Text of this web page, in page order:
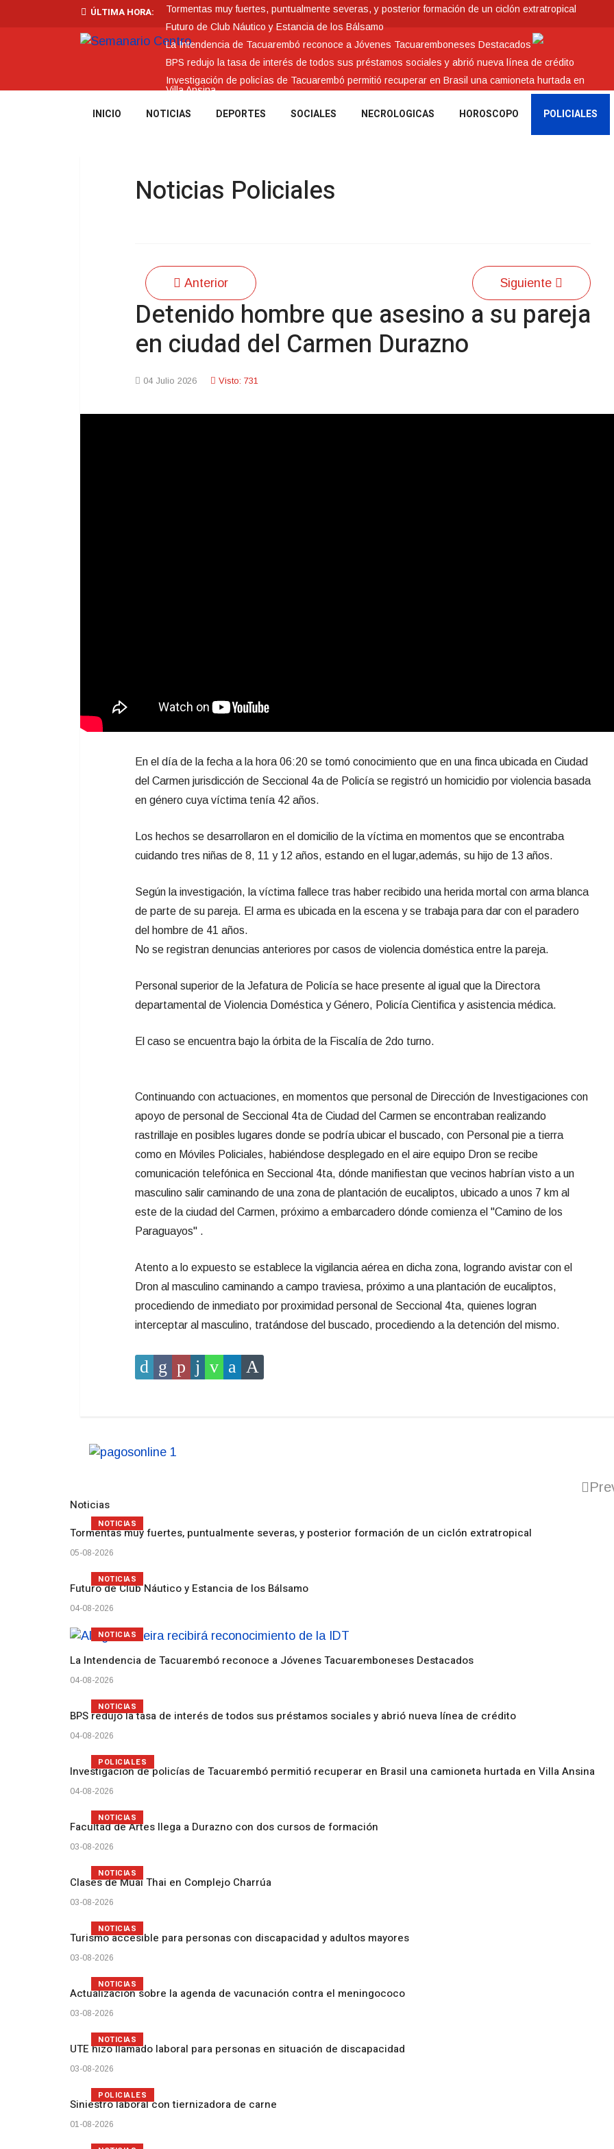
ÚLTIMA HORA:
Tormentas muy fuertes, puntualmente severas, y posterior formación de un ciclón extratropical
Futuro de Club Náutico y Estancia de los Bálsamo
La Intendencia de Tacuarembó reconoce a Jóvenes Tacuaremboneses Destacados
BPS redujo la tasa de interés de todos sus préstamos sociales y abrió nueva línea de crédito
Investigación de policías de Tacuarembó permitió recuperar en Brasil una camioneta hurtada en
Villa Ansina
INICIO NOTICIAS DEPORTES SOCIALES NECROLOGICAS HOROSCOPO POLICIALES
Noticias Policiales
Anterior Siguiente
Detenido hombre que asesino a su pareja
en ciudad del Carmen Durazno
04 Julio 2026 Visto: 731
En el día de la fecha a la hora 06:20 se tomó conocimiento que en una finca ubicada en Ciudad
del Carmen jurisdicción de Seccional 4a de Policía se registró un homicidio por violencia basada
en género cuya víctima tenía 42 años.
Los hechos se desarrollaron en el domicilio de la víctima en momentos que se encontraba
cuidando tres niñas de 8, 11 y 12 años, estando en el lugar,además, su hijo de 13 años.
Según la investigación, la víctima fallece tras haber recibido una herida mortal con arma blanca
de parte de su pareja. El arma es ubicada en la escena y se trabaja para dar con el paradero
del hombre de 41 años.
No se registran denuncias anteriores por casos de violencia doméstica entre la pareja.
Personal superior de la Jefatura de Policía se hace presente al igual que la Directora
departamental de Violencia Doméstica y Género, Policía Cientifica y asistencia médica.
El caso se encuentra bajo la órbita de la Fiscalía de 2do turno.
Continuando con actuaciones, en momentos que personal de Dirección de Investigaciones con
apoyo de personal de Seccional 4ta de Ciudad del Carmen se encontraban realizando
rastrillaje en posibles lugares donde se podría ubicar el buscado, con Personal pie a tierra
como en Móviles Policiales, habiéndose desplegado en el aire equipo Dron se recibe
comunicación telefónica en Seccional 4ta, dónde manifiestan que vecinos habrían visto a un
masculino salir caminando de una zona de plantación de eucaliptos, ubicado a unos 7 km al
este de la ciudad del Carmen, próximo a embarcadero dónde comienza el "Camino de los
Paraguayos" .
Atento a lo expuesto se establece la vigilancia aérea en dicha zona, logrando avistar con el
Dron al masculino caminando a campo traviesa, próximo a una plantación de eucaliptos,
procediendo de inmediato por proximidad personal de Seccional 4ta, quienes logran
interceptar al masculino, tratándose del buscado, procediendo a la detención del mismo.
Noticias
Tormentas muy fuertes, puntualmente severas, y posterior formación de un ciclón extratropical
05-08-2026
NOTICIAS
Futuro de Club Náutico y Estancia de los Bálsamo
04-08-2026
NOTICIAS
La Intendencia de Tacuarembó reconoce a Jóvenes Tacuaremboneses Destacados
04-08-2026
NOTICIAS
BPS redujo la tasa de interés de todos sus préstamos sociales y abrió nueva línea de crédito
04-08-2026
NOTICIAS
Investigación de policías de Tacuarembó permitió recuperar en Brasil una camioneta hurtada en Villa Ansina
04-08-2026
POLICIALES
Facultad de Artes llega a Durazno con dos cursos de formación
03-08-2026
NOTICIAS
Clases de Muai Thai en Complejo Charrúa
03-08-2026
NOTICIAS
Turismo accesible para personas con discapacidad y adultos mayores
03-08-2026
NOTICIAS
Actualización sobre la agenda de vacunación contra el meningococo
03-08-2026
NOTICIAS
UTE hizo llamado laboral para personas en situación de discapacidad
03-08-2026
NOTICIAS
Siniestro laboral con tiernizadora de carne
01-08-2026
POLICIALES